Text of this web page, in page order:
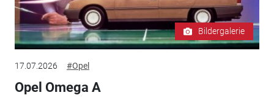
Bildergalerie
17.07.2026 #Opel
Opel Omega A